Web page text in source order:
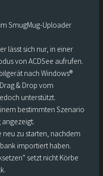
SmugMug-Uploader
lässt sich nur, in einer
von ACDSee aufrufen.
nach Windows®
& Drop vom
unterstützt.
bestimmten Szenario
neu zu starten, nachdem
importiert haben.
setzt nicht Körbe